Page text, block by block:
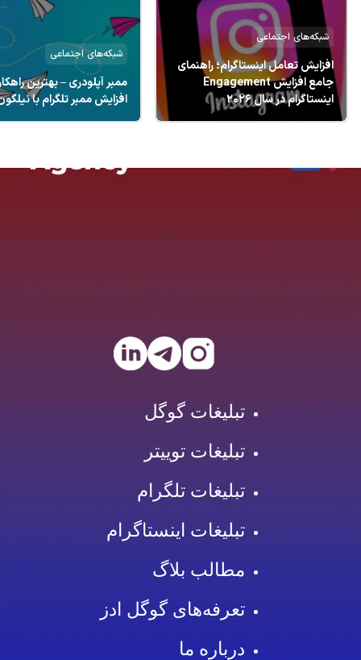
شبکه‌های اجتماعی
ممبر آپلودری – بهترین راهکار
افزایش ممبر تلگرام با نیلگون
شبکه‌های اجتماعی
تبلیغات فروشگاهی و
روش‌های تبلیغ برای
تبلیغات گوگل
تبلیغات توییتر
تبلیغات تلگرام
تبلیغات اینستاگرام
مطالب بلاگ
تعرفه‌های گوگل ادز
درباره ما